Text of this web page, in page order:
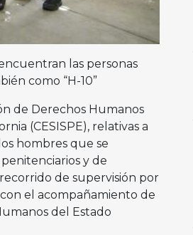
las personas
como “H-10”
de Derechos Humanos
(CESISPE), relativas a
hombres que se
y de
de supervisión por
el acompañamiento de
del Estado